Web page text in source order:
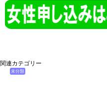
関連カテゴリー
未分類